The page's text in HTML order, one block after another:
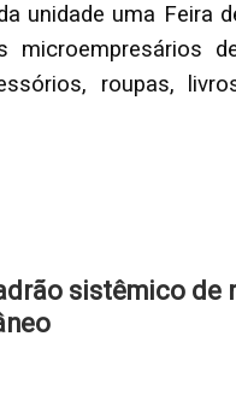
unidade uma Feira
roupas,
sistêmico de